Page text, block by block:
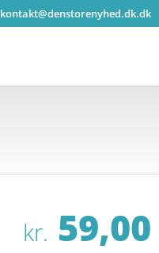
kontakt@denstorenyhed.dk.dk
kr. 59,00